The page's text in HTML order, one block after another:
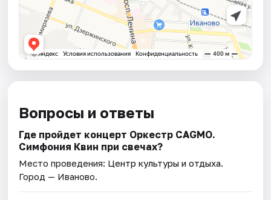
Вопросы и ответы
Где пройдет концерт Оркестр CAGMO.
Симфония Квин при свечах?
Место проведения: Центр культуры и отдыха.
Город — Иваново.